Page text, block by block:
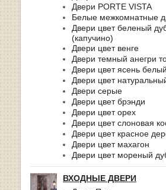
Двери PORTE VISTA
Белые межкомнатные
Двери цвет беленый
(капучино)
Двери цвет венге
Двери темный анегри
Двери цвет ясень белый
Двери цвет
Двери серые
Двери цвет брэнди
Двери цвет орех
Двери цвет слоновая
Двери цвет красное
Двери цвет махагон
Двери цвет мореный
ВХОДНЫЕ ДВЕРИ